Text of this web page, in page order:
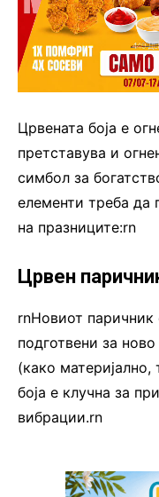
Црвената боја е
претставува и
симбол за
елементи треба да
на празниците:rn
Црвен
rnНовиот
подготвени за
(како
боја е клучна за
вибрации.rn